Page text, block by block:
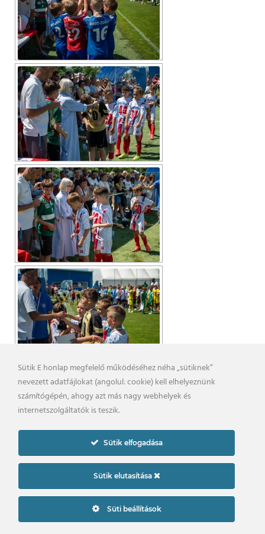
Sütik E honlap megfelelő működéséhez néha „sütiknek”
nevezett adatfájlokat (angolul: cookie) kell elhelyeznünk
számítógépén, ahogy azt más nagy webhelyek és
internetszolgáltatók is teszik.
Sütik elfogadása
Sütik elutasítása
Süti beállítások